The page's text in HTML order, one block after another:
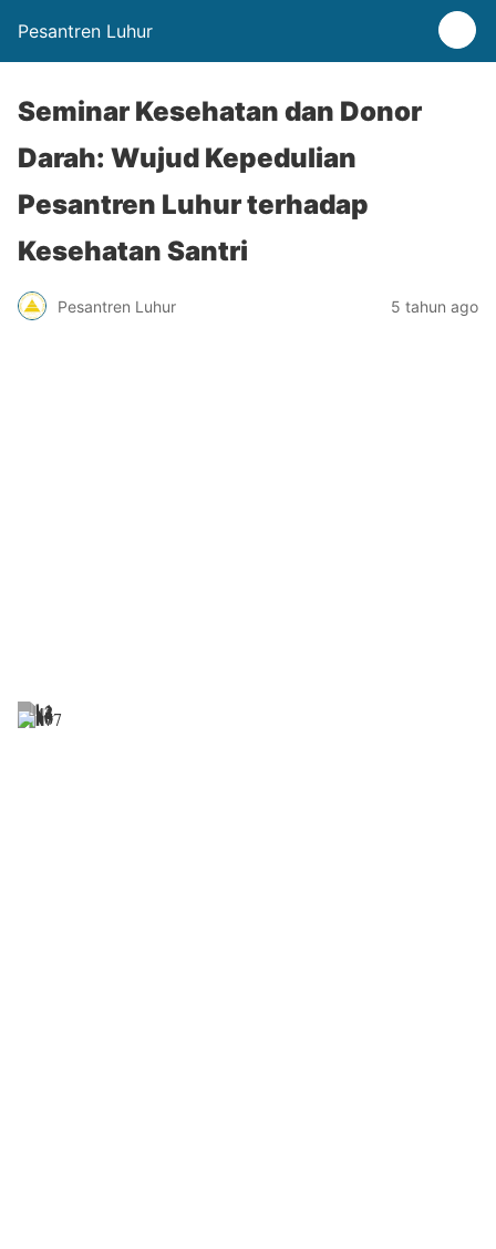
Pesantren Luhur
Seminar Kesehatan dan Donor
Darah: Wujud Kepedulian
Pesantren Luhur terhadap
Kesehatan Santri
Pesantren Luhur 5 tahun ago